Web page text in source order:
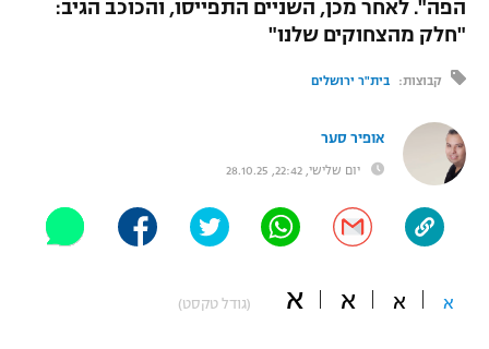
ברחבה
"מחצית בשכונה" – פודקאסט
משתתפים וזוכים בפרסים
תקנון משתתפים וזוכים בפרסים
ליגה ברזילאית
ליגות נוספות
ספורט אולימפי
UFC
היאבקות WWE
ספורט מוטורי
כדורמים
הפה". לאחר מכן, השניים התפייסו, והכוכב הגיב:
"חלק מהצחוקים שלנו"
קבוצות: בית"ר ירושלים
אופיר סער
יום שלישי, 22:42, 28.10.25
א א א א (גודל טקסט)